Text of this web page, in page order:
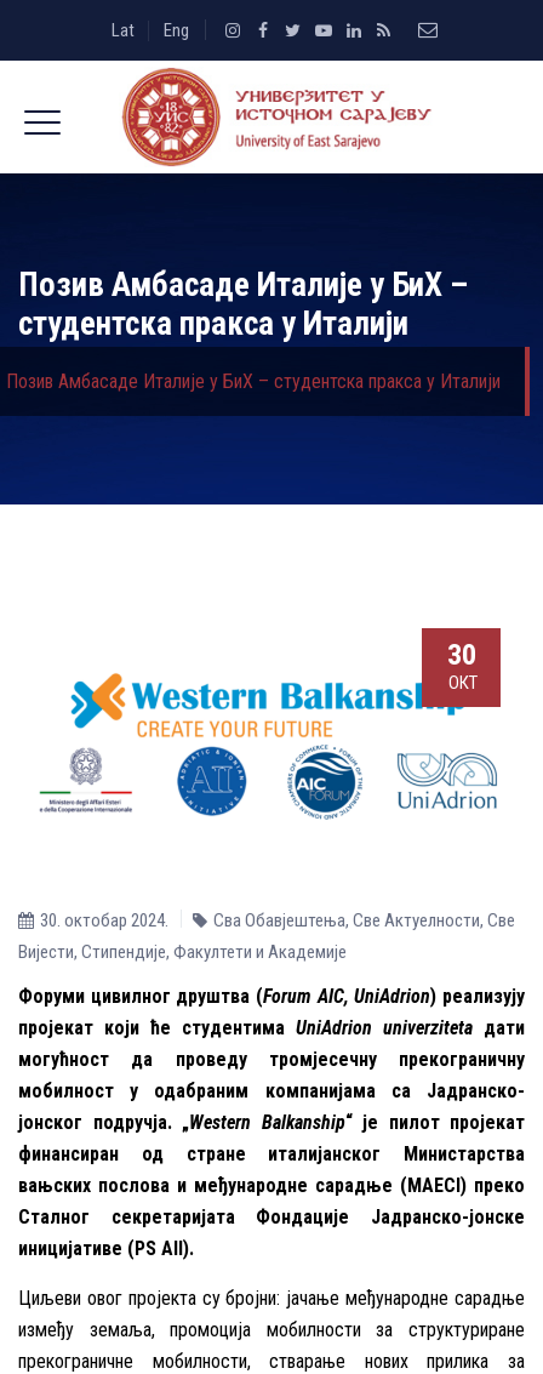
Lat Eng
Позив Амбасаде Италије у БиХ –
студентска пракса у Италији
Позив Амбасаде Италије у БиХ – студентска пракса у Италији
30
ОКТ
30. октобар 2024. Сва Обавјештења, Све Aктуелности, Све
Вијести, Стипендије, Факултети и Академије
Форуми цивилног друштва (Forum AIC,UniAdrion) реализују
пројекат који ће студентима UniAdrion univerziteta дати
могућност да проведу тромјесечну прекограничну
мобилност у одабраним компанијама са Јадранско-
јонског подручја. „Western Balkanship“ је пилот пројекат
финансиран од стране италијанског Министарства
вањских послова и међународне сарадње (MAECI) преко
Сталног секретаријата Фондације Јадранско-јонске
иницијативе (PS AII).
Циљеви овог пројекта су бројни: јачање међународне сарадње
између земаља, промоција мобилности за структуриране
прекограничне мобилности, стварање нових прилика за